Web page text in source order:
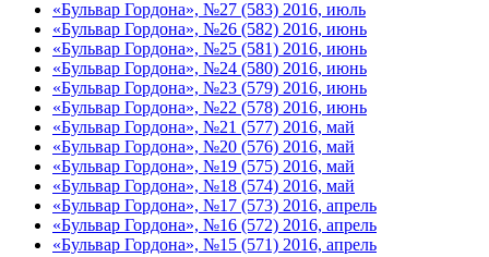
«Бульвар Гордона», №27 (583) 2016, июль
«Бульвар Гордона», №26 (582) 2016, июнь
«Бульвар Гордона», №25 (581) 2016, июнь
«Бульвар Гордона», №24 (580) 2016, июнь
«Бульвар Гордона», №23 (579) 2016, июнь
«Бульвар Гордона», №22 (578) 2016, июнь
«Бульвар Гордона», №21 (577) 2016, май
«Бульвар Гордона», №20 (576) 2016, май
«Бульвар Гордона», №19 (575) 2016, май
«Бульвар Гордона», №18 (574) 2016, май
«Бульвар Гордона», №17 (573) 2016, апрель
«Бульвар Гордона», №16 (572) 2016, апрель
«Бульвар Гордона», №15 (571) 2016, апрель